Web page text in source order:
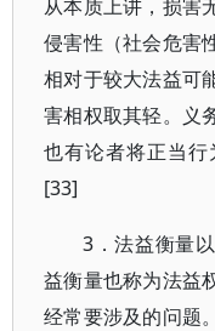
从本质上讲，损害
侵害性（社会危害
相对于较大法益可
害相权取其轻。义
也有论者将正当行
[33]
3．法益衡量
益衡量也称为法益
经常要涉及的问题